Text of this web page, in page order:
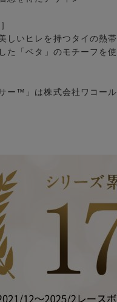
しいヒレを持つタイの熱
た「ベタ」のモチーフを
ー™」は株式会社ワコー